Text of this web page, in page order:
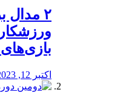
ورزشکار
اکتبر 12, 2023